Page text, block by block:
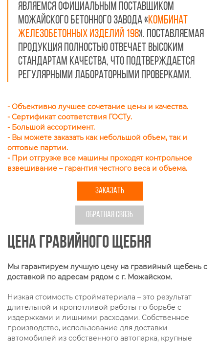
Являемся официальным поставщиком
можайского бетонного завода «Комбинат
железобетонных изделий 198». Поставляемая
продукция полностью отвечает высоким
стандартам качества, что подтверждается
регулярными лабораторными проверками.
- Объективно лучшее сочетание цены и качества.
- Сертификат соответствия ГОСТу.
- Большой ассортимент.
- Вы можете заказать как небольшой объем, так и
оптовые партии.
- При отгрузке все машины проходят контрольное
взвешивание – гарантия честного веса и объема.
ЗАКАЗАТЬ
ОБРАТНАЯ СВЯЗЬ
Цена гравийного щебня
Мы гарантируем лучшую цену на гравийный щебень с
доставкой по адресам рядом с г. Можайском.
Низкая стоимость стройматериала – это результат
длительной и кропотливой работы по борьбе с
издержками и лишними расходами. Собственное
производство, использование для доставки
автомобилей из собственного автопарка, крупные